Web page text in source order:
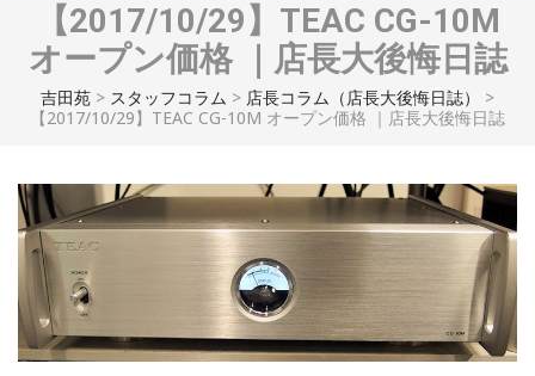
【2017/10/29】TEAC CG-10M
オープン価格 ｜店長大後悔日誌
吉田苑 > スタッフコラム > 店長コラム（店長大後悔日誌）
>
【2017/10/29】TEAC CG-10M オープン価格 ｜店長大後悔日誌